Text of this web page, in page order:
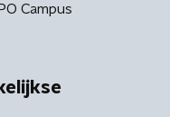
Campus